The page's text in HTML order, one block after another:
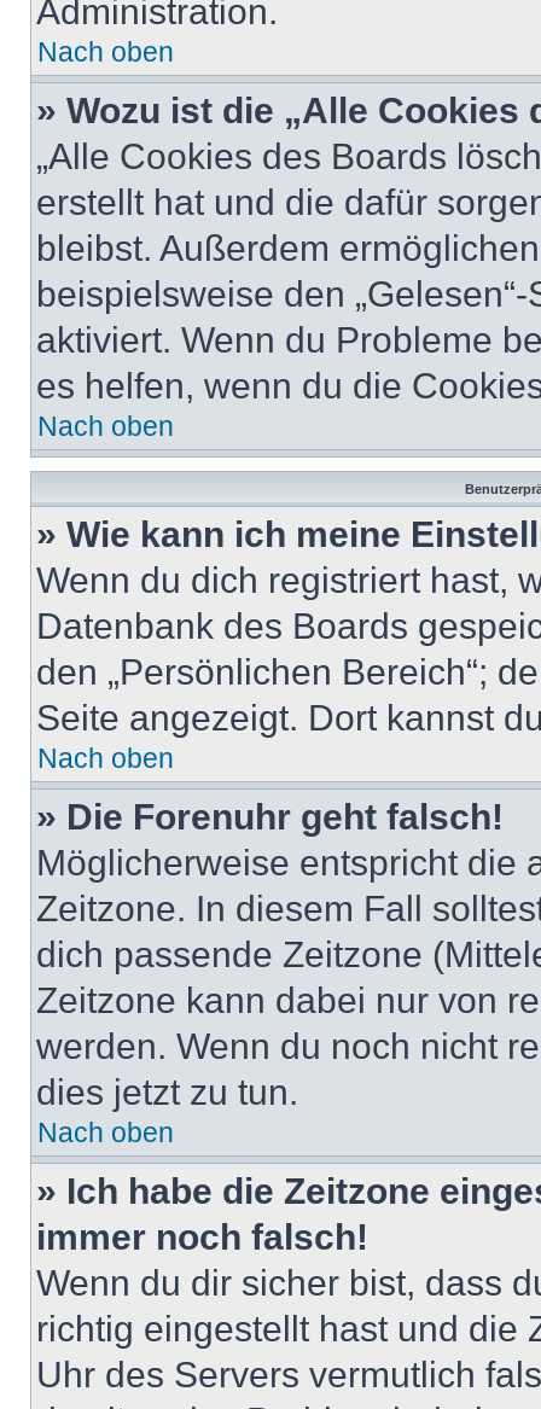
Administration.
Nach oben
» Wozu ist die „Alle
„Alle Cookies des Boards
erstellt hat und die dafür
bleibst. Außerdem
beispielsweise den
aktiviert. Wenn du Probleme
es helfen, wenn du die
Nach oben
» Wie kann ich meine
Wenn du dich registriert hast,
Datenbank des Boards
den „Persönlichen Bereich“;
Seite angezeigt. Dort kannst
Nach oben
» Die Forenuhr geht falsch!
Möglicherweise entspricht die
Zeitzone. In diesem Fall
dich passende Zeitzone
Zeitzone kann dabei nur von
werden. Wenn du noch nicht
dies jetzt zu tun.
Nach oben
» Ich habe die Zeitzone
immer noch falsch!
Wenn du dir sicher bist, dass
richtig eingestellt hast und die
Uhr des Servers vermutlich